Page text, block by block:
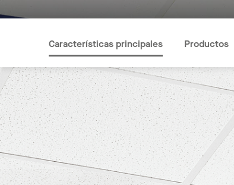
Características principales Productos